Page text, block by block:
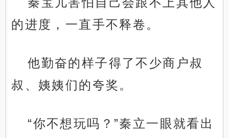
的进度，一直手不释卷。
他勤奋的样子得了不少商户叔
叔、姨姨们的夸奖。
“你不想玩吗？”秦立一眼就看出